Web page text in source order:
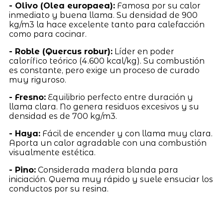
- Olivo (Olea europaea):Famosa por su calor
inmediato y buena llama. Su densidad de 900
kg/m3 la hace excelente tanto para calefacción
como para cocinar.
- Roble (Quercus robur):Líder en poder
calorífico teórico (4.600 kcal/kg). Su combustión
es constante, pero exige un proceso de curado
muy riguroso.
- Fresno:Equilibrio perfecto entre duración y
llama clara. No genera residuos excesivos y su
densidad es de 700 kg/m3.
- Haya:Fácil de encender y con llama muy clara.
Aporta un calor agradable con una combustión
visualmente estética.
- Pino:Considerada madera blanda para
iniciación. Quema muy rápido y suele ensuciar los
conductos por su resina.